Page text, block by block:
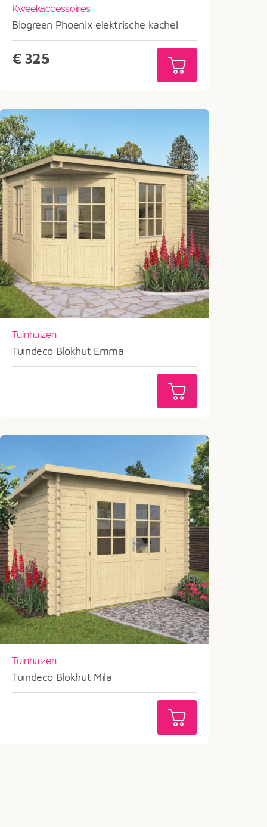
Kweekaccessoires
Biogreen Phoenix elektrische kachel
€ 325
Tuinhuizen
Tuindeco Blokhut Emma
Tuinhuizen
Tuindeco Blokhut Mila